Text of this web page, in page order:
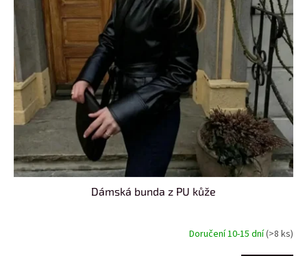
Dámská bunda z PU kůže
Doručení 10-15 dní(>8 ks)